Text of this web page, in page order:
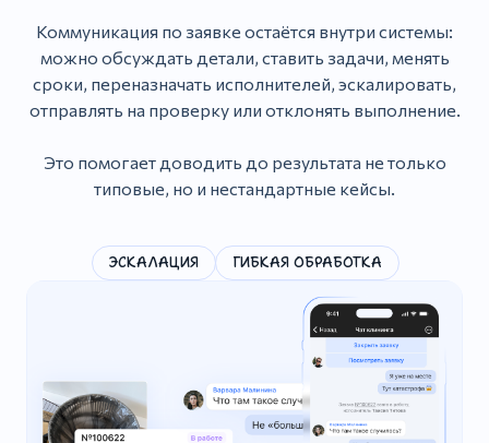
Коммуникация по заявке остаётся внутри системы:
можно обсуждать детали, ставить задачи, менять
сроки, переназначать исполнителей, эскалировать,
отправлять на проверку или отклонять выполнение.
Это помогает доводить до результата не только
типовые, но и нестандартные кейсы.
ЭСКАЛАЦИЯ ГИБКАЯ ОБРАБОТКА